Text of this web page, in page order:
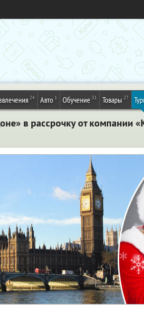
24 Авто 1 Обучение 31 Товары 27
в рассрочку от компании